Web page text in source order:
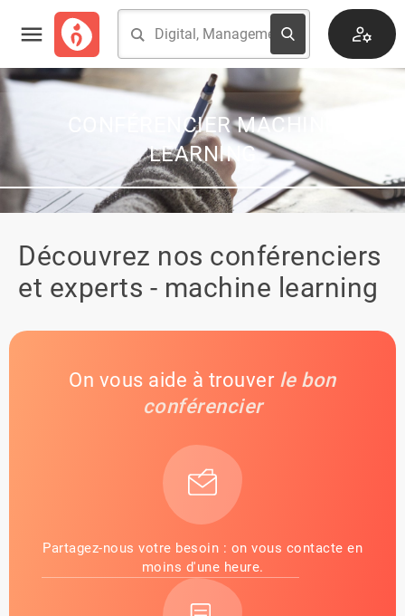
CONFÉRENCIER MACHINE
LEARNING
Découvrez nos conférenciers
et experts - machine learning
On vous aide à trouver le bon
conférencier
Partagez-nous votre besoin : on vous contacte en
moins d'une heure.